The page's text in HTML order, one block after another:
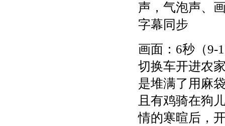
声，气泡声、
字幕同步
画面：6秒（9-
切换车开进农
是堆满了用麻
且有鸡骑在狗
情的寒暄后，